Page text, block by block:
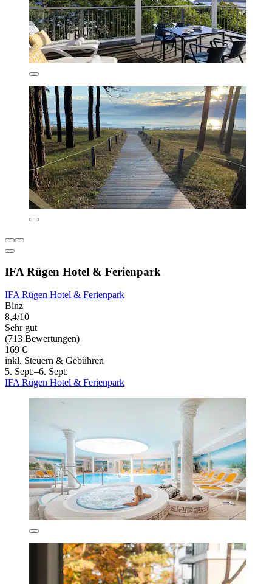
IFA Rügen Hotel & Ferienpark
IFA Rügen Hotel & Ferienpark
Binz
8,4/10
Sehr gut
(713 Bewertungen)
169 €
inkl. Steuern & Gebühren
5. Sept.–6. Sept.
IFA Rügen Hotel & Ferienpark